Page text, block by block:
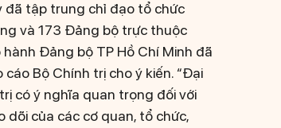
đã tập trung chỉ đạo tổ chức
và 173 Đảng bộ trực thuộc
Đảng bộ TP Hồ Chí Minh đã
Bộ Chính trị cho ý kiến. “Đại
có ý nghĩa quan trọng đối với
của các cơ quan, tổ chức,